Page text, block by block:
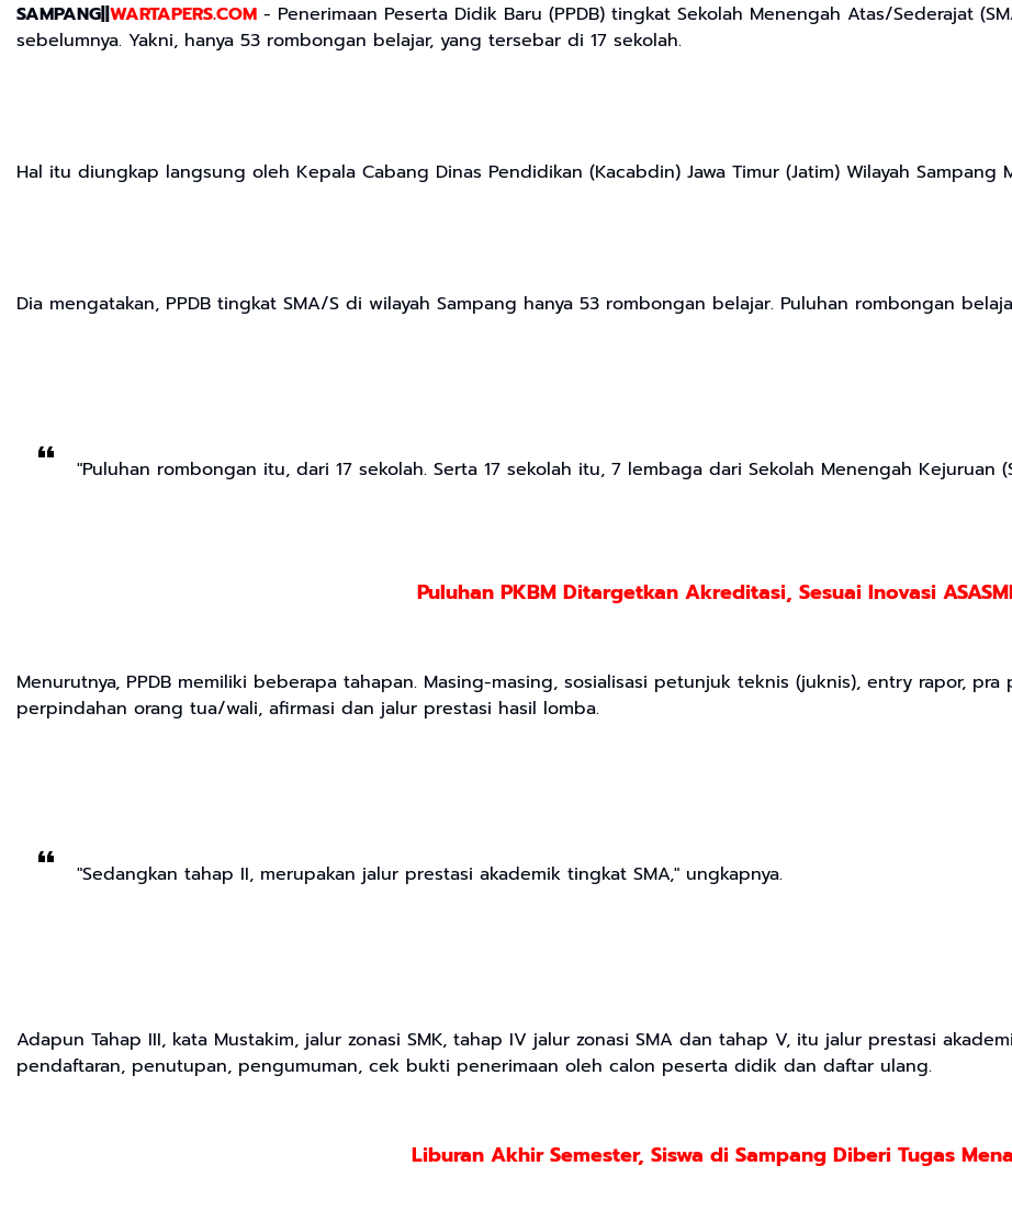
SAMPANG||WARTAPERS.COM - Penerimaan Peserta Didik Baru (PPDB) tingkat Sekolah Menengah Atas/Sederajat
sebelumnya. Yakni, hanya 53 rombongan belajar, yang tersebar di 17 sekolah.
Hal itu diungkap langsung oleh Kepala Cabang Dinas Pendidikan (Kacabdin) Jawa Timur (Jatim) Wilayah Sampang
Dia mengatakan, PPDB tingkat SMA/S di wilayah Sampang hanya 53 rombongan belajar. Puluhan rombongan
"Puluhan rombongan itu, dari 17 sekolah. Serta 17 sekolah itu, 7 lembaga dari Sekolah Menengah Kejuruan
Puluhan PKBM Ditargetkan Akreditasi, Sesuai Inovasi
Menurutnya, PPDB memiliki beberapa tahapan. Masing-masing, sosialisasi petunjuk teknis (juknis), entry rapor, pra
perpindahan orang tua/wali, afirmasi dan jalur prestasi hasil lomba.
"Sedangkan tahap II, merupakan jalur prestasi akademik tingkat SMA," ungkapnya.
Adapun Tahap III, kata Mustakim, jalur zonasi SMK, tahap IV jalur zonasi SMA dan tahap V, itu jalur prestasi
pendaftaran, penutupan, pengumuman, cek bukti penerimaan oleh calon peserta didik dan daftar ulang.
Liburan Akhir Semester, Siswa di Sampang Diberi Tugas